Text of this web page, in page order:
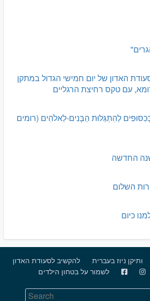
האדון של יום חמישי הגדול במתקן
עם טקס רחיצת הרגליים
לְהִתְגַּלּוּת הַבָּנִים-לֵאלֹהִים (רומים
החדשה
השלום
כיום
ותיקן ניוז בעברית
להקשיב לסעודת האדון
לשמור על בטחון הילדים